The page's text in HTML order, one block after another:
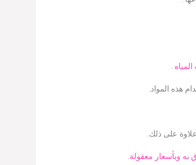
.
هذه المواد.
على ذلك.
به وبأسعار معقولة.